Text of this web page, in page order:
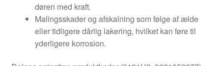
døren med kraft.
Malingsskader og afskalning som følge af ælde
eller tidligere dårlig lakering, hvilket kan føre til
yderligere korrosion.